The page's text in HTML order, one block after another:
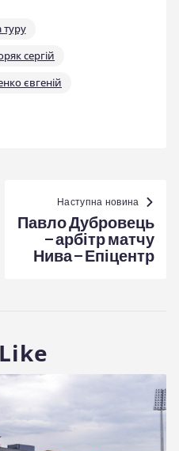
туру
сергій
євгеній
Наступна новина
Павло Дубровець
– арбітр матчу
Нива – Епіцентр